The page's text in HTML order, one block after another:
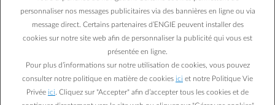
Pour plus d'informations, veuillez consulter nos
Conditions
Générales.
Questions fréquemment posées
Qu'est-ce qu'un contrat d'assistance dépannage ENGIE ?
Je souhaite souscrire un contrat d'assistance dépannage.
personnaliser nos messages publicitaires via des bannières en ligne ou via
message direct. Certains partenaires d’ENGIE peuvent installer des
cookies sur notre site web afin de personnaliser la publicité qui vous est
présentée en ligne.
Pour plus d’informations sur notre utilisation de cookies, vous pouvez
consulter notre politique en matière de cookies ici et notre Politique Vie
Privée ici . Cliquez sur "Accepter" afin d’accepter tous les cookies et de